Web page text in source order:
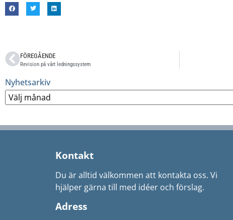
FÖREGÅENDE
Revision på vårt ledningssystem
Nyhetsarkiv
Kontakt
Du är alltid välkommen att kontakta oss. Vi
hjälper gärna till med idéer och förslag.
Adress